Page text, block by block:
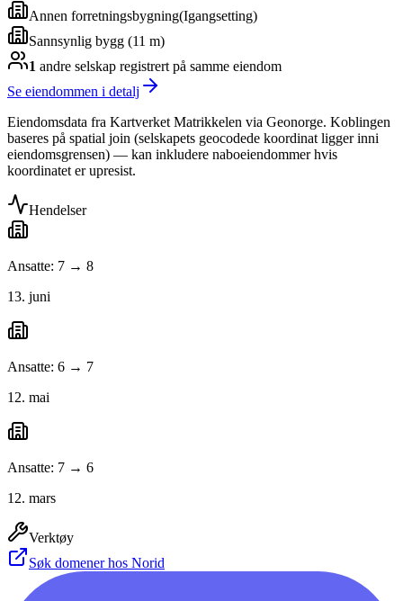
Annen forretningsbygning(Igangsetting)
Sannsynlig bygg (11 m)
1 andre selskap registrert på samme eiendom
Se eiendommen i detalj
Eiendomsdata fra Kartverket Matrikkelen via Geonorge. Koblingen
baseres på spatial join (selskapets geocodede koordinat ligger inni
eiendomsgrensen) — kan inkludere naboeiendommer hvis
koordinatet er upresist.
Hendelser
Ansatte: 7 → 8
13. juni
Ansatte: 6 → 7
12. mai
Ansatte: 7 → 6
12. mars
Verktøy
Søk domener hos Norid